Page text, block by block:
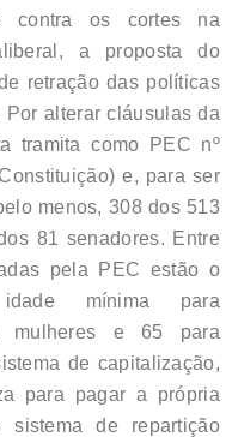
contra os cortes na
a proposta do
retração das políticas
alterar cláusulas da
tramita como PEC nº
e, para ser
menos, 308 dos 513
81 senadores. Entre
pela PEC estão o
mínima para
mulheres e 65 para
de capitalização,
para pagar a própria
sistema de repartição